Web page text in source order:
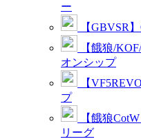
ー
【GBVSR
【餓狼/
オンシップ
【
プ
【餓狼
リーグ